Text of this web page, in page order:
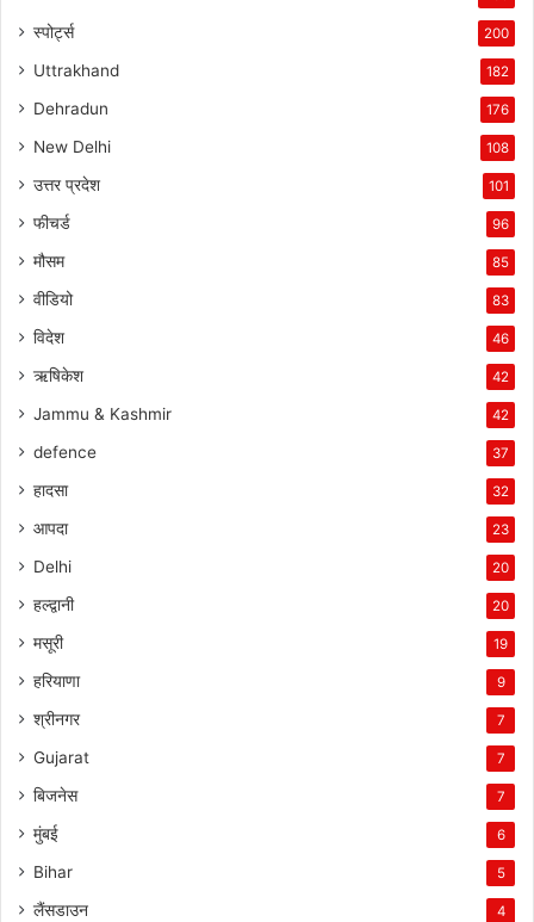
स्पोर्ट्स 200
Uttrakhand 182
Dehradun 176
New Delhi 108
उत्तर प्रदेश 101
फीचर्ड 96
मौसम 85
वीडियो 83
विदेश 46
ऋषिकेश 42
Jammu & Kashmir 42
defence 37
हादसा 32
आपदा 23
Delhi 20
हल्द्वानी 20
मसूरी 19
हरियाणा 9
श्रीनगर 7
Gujarat 7
बिजनेस 7
मुंबई 6
Bihar 5
लैंसडाउन 4